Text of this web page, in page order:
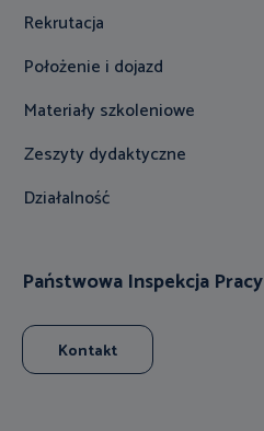
Rekrutacja
Położenie i dojazd
Materiały szkoleniowe
Zeszyty dydaktyczne
Działalność
Państwowa Inspekcja Pracy
Kontakt